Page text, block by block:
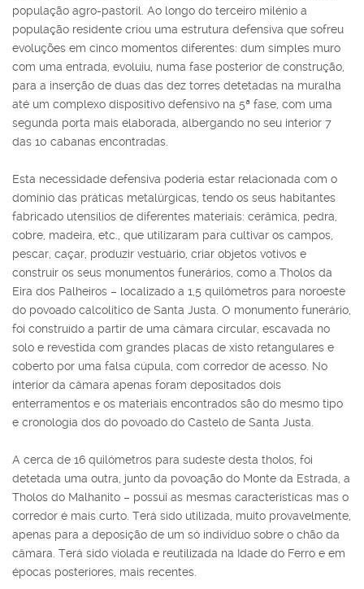
população agro-pastoril. Ao longo do terceiro milénio a
população residente criou uma estrutura defensiva que sofreu
evoluções em cinco momentos diferentes: dum simples muro
com uma entrada, evoluiu, numa fase posterior de construção,
para a inserção de duas das dez torres detetadas na muralha
até um complexo dispositivo defensivo na 5ª fase, com uma
segunda porta mais elaborada, albergando no seu interior 7
das 10 cabanas encontradas.
Esta necessidade defensiva poderia estar relacionada com o
domínio das práticas metalúrgicas, tendo os seus habitantes
fabricado utensílios de diferentes materiais: cerâmica, pedra,
cobre, madeira, etc., que utilizaram para cultivar os campos,
pescar, caçar, produzir vestuário, criar objetos votivos e
construir os seus monumentos funerários, como a Tholos da
Eira dos Palheiros – localizado a 1,5 quilómetros para noroeste
do povoado calcolítico de Santa Justa. O monumento funerário,
foi construído a partir de uma câmara circular, escavada no
solo e revestida com grandes placas de xisto retangulares e
coberto por uma falsa cúpula, com corredor de acesso. No
interior da câmara apenas foram depositados dois
enterramentos e os materiais encontrados são do mesmo tipo
e cronologia dos do povoado do Castelo de Santa Justa.
A cerca de 16 quilómetros para sudeste desta tholos, foi
detetada uma outra, junto da povoação do Monte da Estrada, a
Tholos do Malhanito – possui as mesmas características mas o
corredor é mais curto. Terá sido utilizada, muito provavelmente,
apenas para a deposição de um só indivíduo sobre o chão da
câmara. Terá sido violada e reutilizada na Idade do Ferro e em
épocas posteriores, mais recentes.